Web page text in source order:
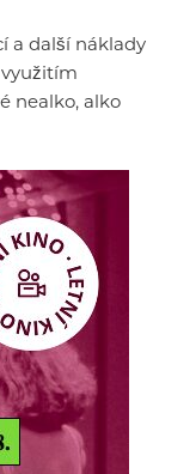
a další náklady
nealko, alko